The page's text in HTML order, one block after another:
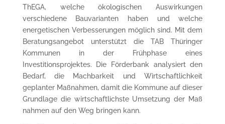
ThEGA, welche ökologischen Auswirkungen
verschiedene Bauvarianten haben und welche
energetischen Verbesserungen möglich sind. Mit dem
Beratungsangebot unterstützt die TAB Thüringer
Kommunen in der Frühphase eines
Investitionsprojektes. Die Förderbank analysiert den
Bedarf, die Machbarkeit und Wirtschaftlichkeit
geplanter Maßnahmen, damit die Kommune auf dieser
Grundlage die wirtschaftlichste Umsetzung der Maß
nahmen auf den Weg bringen kann.